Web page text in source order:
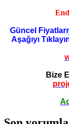
Güncel
Aşağıyı
Bize